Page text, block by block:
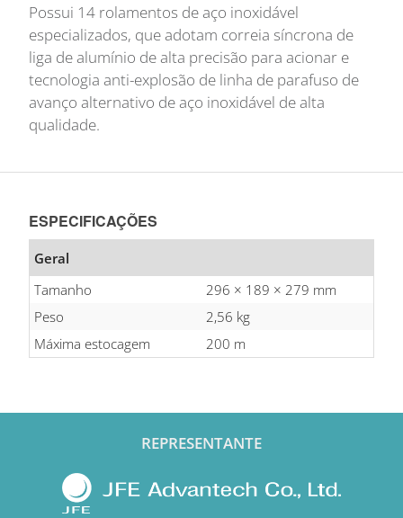
Possui 14 rolamentos de aço inoxidável
especializados, que adotam correia síncrona de
liga de alumínio de alta precisão para acionar e
tecnologia anti-explosão de linha de parafuso de
avanço alternativo de aço inoxidável de alta
qualidade.
ESPECIFICAÇÕES
Geral
Tamanho
296 × 189 × 279 mm
Peso
2,56 kg
Máxima estocagem
200 m
REPRESENTANTE